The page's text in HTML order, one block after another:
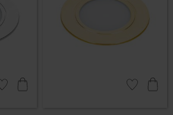
Lagre som favoritt Lagre som